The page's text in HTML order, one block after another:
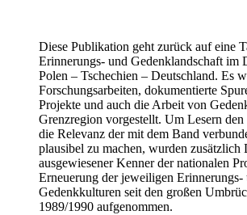
Diese Publikation geht zurück auf eine
Erinnerungs- und Gedenklandschaft im
Polen – Tschechien – Deutschland. Es
Forschungsarbeiten, dokumentierte
Projekte und auch die Arbeit von
Grenzregion vorgestellt. Um Lesern
die Relevanz der mit dem Band
plausibel zu machen, wurden zusätzlich
ausgewiesener Kenner der nationalen
Erneuerung der jeweiligen Erinnerungs-
Gedenkkulturen seit den großen
1989/1990 aufgenommen.